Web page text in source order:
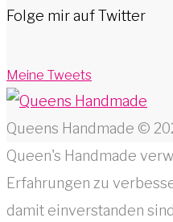
Folge mir auf Twitter
Meine Tweets
Queens Handmade ©
Queen's Handmade
Erfahrungen zu
damit einverstanden